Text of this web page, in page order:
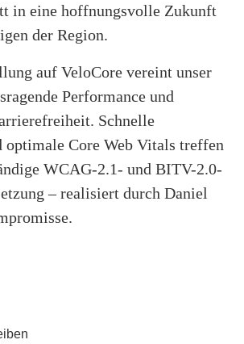
in eine hoffnungsvolle Zukunft
der Region.
auf VeloCore vereint unser
Performance und
Schnelle
optimale Core Web Vitals treffen
WCAG-2.1- und BITV-2.0-
– realisiert durch Daniel